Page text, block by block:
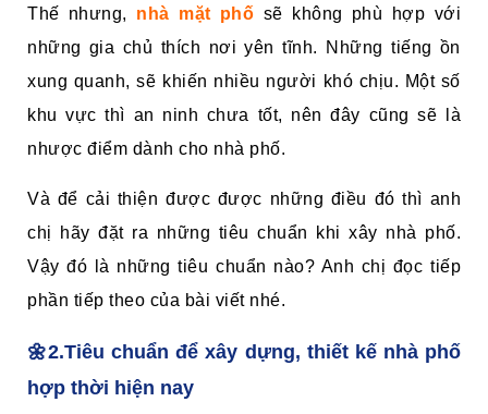
Thế nhưng, nhà mặt phố sẽ không phù hợp với
những gia chủ thích nơi yên tĩnh. Những tiếng ồn
xung quanh, sẽ khiến nhiều người khó chịu. Một số
khu vực thì an ninh chưa tốt, nên đây cũng sẽ là
nhược điểm dành cho nhà phố.
Và để cải thiện được được những điều đó thì anh
chị hãy đặt ra những tiêu chuẩn khi xây nhà phố.
Vậy đó là những tiêu chuẩn nào? Anh chị đọc tiếp
phần tiếp theo của bài viết nhé.
🌼2.Tiêu chuẩn để xây dựng, thiết kế nhà phố
hợp thời hiện nay